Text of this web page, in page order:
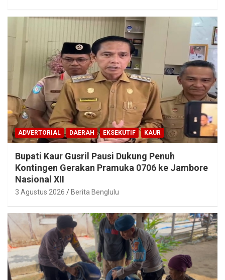
ADVERTORIAL DAERAH EKSEKUTIF KAUR
Bupati Kaur Gusril Pausi Dukung Penuh
Kontingen Gerakan Pramuka 0706 ke Jambore
Nasional XII
3 Agustus 2026 Berita Benglulu